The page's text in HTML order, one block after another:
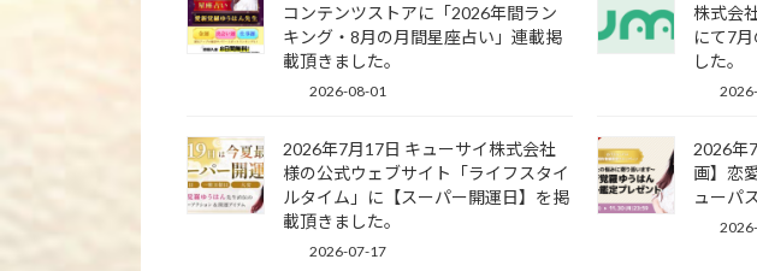
コンテンツストアに「2026年間ラン
キング・8月の月間星座占い」連載掲
載頂きました。
2026-08-01
株式会
にて7
した。
2026年7月17日 キューサイ株式会社
様の公式ウェブサイト「ライフスタイ
ルタイム」に【スーパー開運日】を掲
載頂きました。
2026-07-17
2026年
画】恋
ューパ